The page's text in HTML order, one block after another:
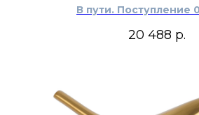
В пути. Поступление
20 488 р.